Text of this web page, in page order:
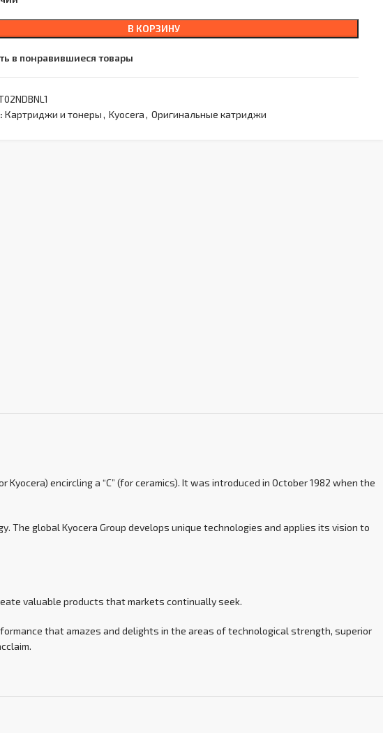
В КОРЗИНУ
в понравившиеся товары
Картриджи и тонеры, Kyocera, Оригинальные катриджи
encircling a “C” (for ceramics). It was introduced in October 1982 when the
The global Kyocera Group develops unique technologies and applies its vision to
valuable products that markets continually seek.
that amazes and delights in the areas of technological strength, superior